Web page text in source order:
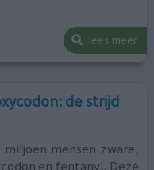
lees meer
de strijd
mensen zware,
en fentanyl. Deze